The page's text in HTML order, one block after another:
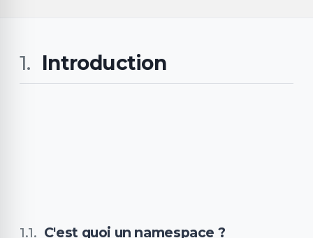
Introduction
C'est quoi un namespace ?